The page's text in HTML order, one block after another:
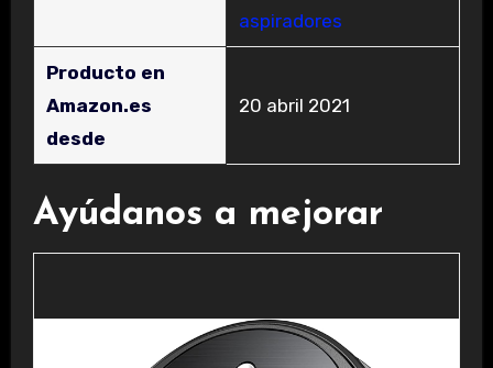
aspiradores
Producto en
Amazon.es
desde
20 abril 2021
Ayúdanos a mejorar